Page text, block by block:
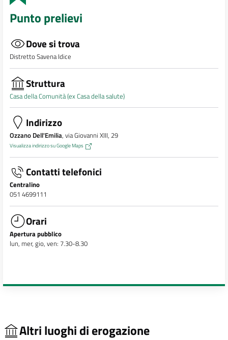
Punto prelievi
Dove si trova
Distretto Savena Idice
Struttura
Casa della Comunità (ex Casa della salute)
Indirizzo
Ozzano Dell'Emilia, via Giovanni XIII, 29
Visualizza indirizzo su Google Maps
Contatti telefonici
Centralino
051 4699111
Orari
Apertura pubblico
lun, mer, gio, ven: 7.30-8.30
Altri luoghi di erogazione